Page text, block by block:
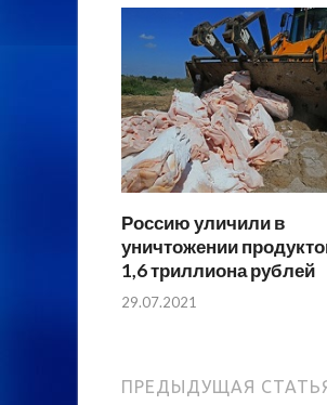
Россию уличили в
уничтожении
1,6 триллиона рублей
29.07.2021
ПРЕДЫДУЩАЯ